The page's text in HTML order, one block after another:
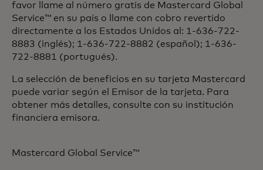
favor llame al número gratis de Mastercard Global
Service™ en su país o llame con cobro revertido
directamente a los Estados Unidos al: 1-636-722-
8883 (inglés); 1-636-722-8882 (español); 1-636-
722-8881 (portugués).
La selección de beneficios en su tarjeta Mastercard
puede variar según el Emisor de la tarjeta. Para
obtener más detalles, consulte con su institución
financiera emisora.
Mastercard Global Service™